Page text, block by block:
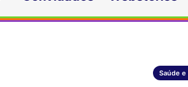
Saúde e